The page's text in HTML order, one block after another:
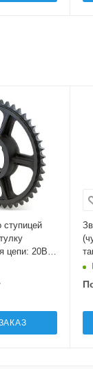
ступицей
цепи: 20B-
x 3/4"
3,